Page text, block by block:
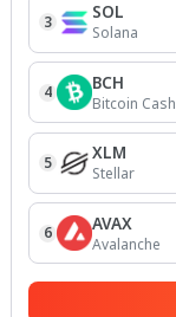
3 SOL
Solana
4 BCH
Bitcoin Cash
5 XLM
Stellar
6 AVAX
Avalanche